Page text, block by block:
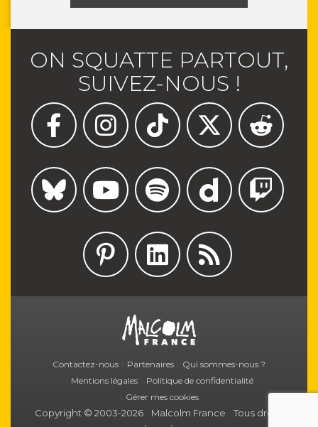
ON SQUATTE PARTOUT,
SUIVEZ-NOUS !
M
Contactez-nous Partenaires
Qui sommes-nous ?
Mentions légales
Politique de confidentialité
Gérer mes cookies
Copyright © 2003-2026 Malcolm France
Tous droits